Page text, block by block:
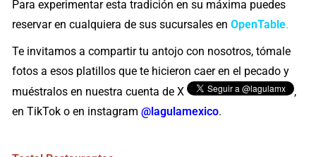
Para experimentar esta tradición en su máxima puedes
reservar en cualquiera de sus sucursales enOpenTable.
Te invitamos a compartir tu antojo con nosotros, tómale
fotos a esos platillos que te hicieron caer en el pecado y
muéstralos en nuestra cuenta de X
,
en TikTok o en instagram@lagulamexico.